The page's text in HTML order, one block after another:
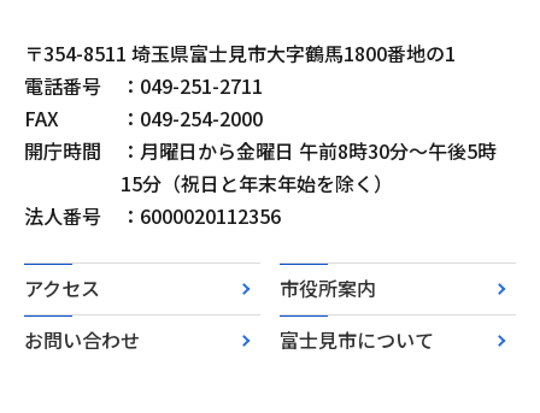
〒354-8511 埼玉県富士見市大字鶴馬1800番地の1
電話番号
：049-251-2711
FAX
：049-254-2000
開庁時間
：月曜日から金曜日 午前8時30分～午後5時
15分（祝日と年末年始を除く）
法人番号
：6000020112356
アクセス
市役所案内
お問い合わせ
富士見市について